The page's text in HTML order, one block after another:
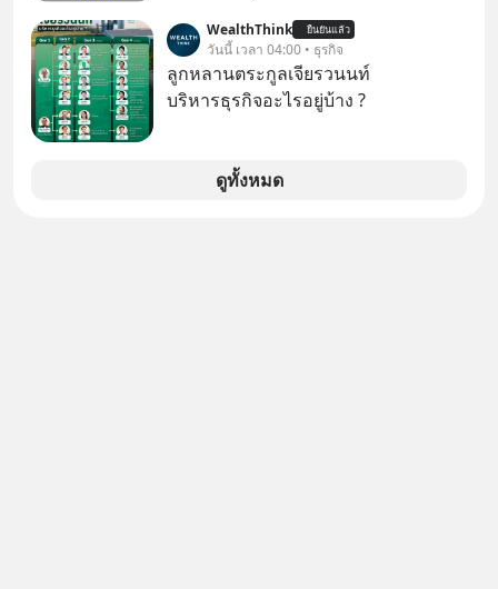
กล่องมือถือ? หรือลำโพง JBL ถึงวางขาย
เกลื่อนตามห้างทั่วไป? ทั้งที่จริง ๆ แล้ว
ชื่อเหล่านี้คือ “ตำนาน” ระดับเทพที่นัก
เล่นเครื่องเสียงยุคก่อนยอมจ่ายเงินหลัก
แมสนี้ มีโศกนาฏกรรมของโลกธุรกิจ
ซ่อนอยู่ อาณาจักรเครื่องเสียงที่ยิ่งใหญ่
WealthThink ยืนยันแล้ว
วันนี้ เวลา 04:00 • ธุรกิจ
ลูกหลานตระกูลเจียรวนนท์
บริหารธุรกิจอะไรอยู่บ้าง ?
ดูทั้งหมด